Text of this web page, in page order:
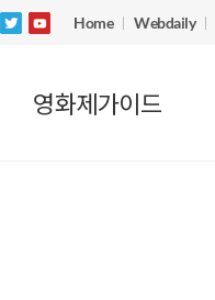
Home Webdaily
영화제가이드